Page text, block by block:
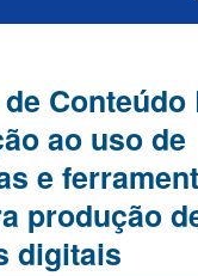
Conteúdo
ao uso de
e
produção
digitais